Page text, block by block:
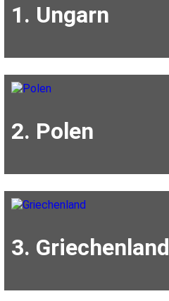
1. Ungarn
2. Polen
3. Griechenland